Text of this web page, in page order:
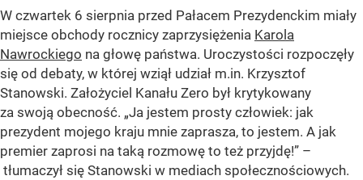
W czwartek 6 sierpnia przed Pałacem Prezydenckim miały
miejsce obchody rocznicy zaprzysiężenia Karola
Nawrockiego na głowę państwa. Uroczystości rozpoczęły
się od debaty, w której wziął udział m.in. Krzysztof
Stanowski. Założyciel Kanału Zero był krytykowany
za swoją obecność. „Ja jestem prosty człowiek: jak
prezydent mojego kraju mnie zaprasza, to jestem. A jak
premier zaprosi na taką rozmowę to też przyjdę!” –
tłumaczył się Stanowski w mediach społecznościowych.